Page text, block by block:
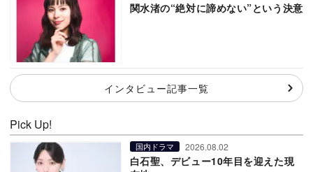
関水渚の“絶対に諦めない”という決意
インタビュー記事一覧
Pick Up!
国内ドラマ 2026.08.02
白石聖、デビュー10年目を迎えた現